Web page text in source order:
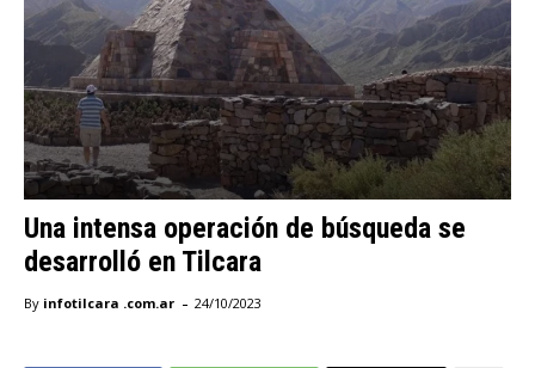
Una intensa operación de búsqueda se
desarrolló en Tilcara
By infotilcara .com.ar - 24/10/2023